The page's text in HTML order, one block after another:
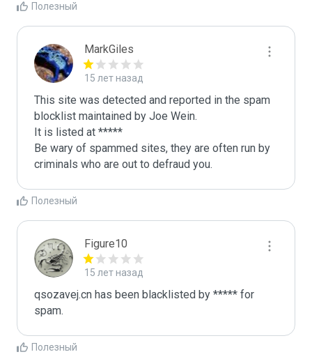
Полезный
MarkGiles
15 лет назад
This site was detected and reported in the spam
blocklist maintained by Joe Wein.
It is listed at *****
Be wary of spammed sites, they are often run by
criminals who are out to defraud you.
Полезный
Figure10
15 лет назад
qsozavej.cn has been blacklisted by ***** for
spam.
Полезный